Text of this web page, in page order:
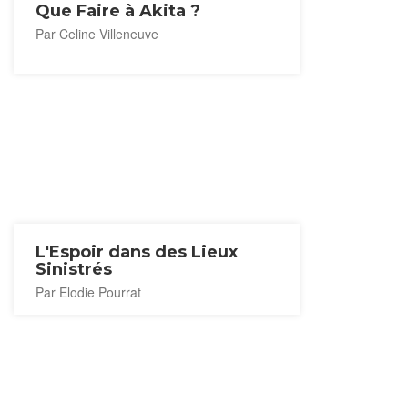
Que Faire à Akita ?
Par Celine Villeneuve
L'Espoir dans des Lieux
Sinistrés
Par Elodie Pourrat